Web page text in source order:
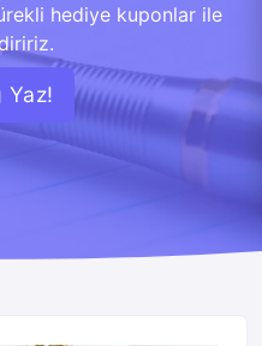
hediye kuponlar ile
Yaz!